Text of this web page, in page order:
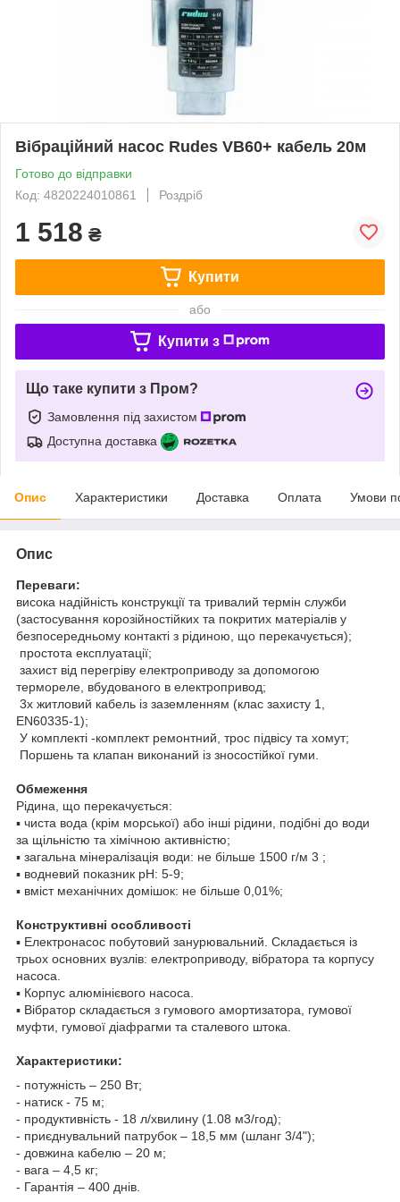
Вібраційний насос Rudes VB60+ кабель 20м
Готово до відправки
Код: 4820224010861
Роздріб
1 518 ₴
Купити
або
Купити з
Що таке купити з Пром?
Замовлення під захистом
Доступна доставка
Опис Характеристики Доставка Оплата Умови
Опис
Переваги:
висока надійність конструкції та тривалий термін служби
(застосування корозійностійких та покритих матеріалів у
безпосередньому контакті з рідиною, що перекачується);
простота експлуатації;
захист від перегріву електроприводу за допомогою
термореле, вбудованого в електропривод;
3х житловий кабель із заземленням (клас захисту 1,
EN60335-1);
У комплекті -комплект ремонтний, трос підвісу та хомут;
Поршень та клапан виконаний із зносостійкої гуми.
Обмеження
Рідина, що перекачується:
▪ чиста вода (крім морської) або інші рідини, подібні до води
за щільністю та хімічною активністю;
▪ загальна мінералізація води: не більше 1500 г/м 3 ;
▪ водневий показник pH: 5-9;
▪ вміст механічних домішок: не більше 0,01%;
Конструктивні особливості
▪ Електронасос побутовий занурювальний. Складається із
трьох основних вузлів: електроприводу, вібратора та корпусу
насоса.
▪ Корпус алюмінієвого насоса.
▪ Вібратор складається з гумового амортизатора, гумової
муфти, гумової діафрагми та сталевого штока.
Характеристики:
- потужність – 250 Вт;
- натиск - 75 м;
- продуктивність - 18 л/хвилину (1.08 м3/год);
- приєднувальний патрубок – 18,5 мм (шланг 3/4");
- довжина кабелю – 20 м;
- вага – 4,5 кг;
- Гарантія – 400 днів.